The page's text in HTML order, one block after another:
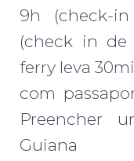
9h (check-
(check in de
ferry leva
com
Preencher
Guiana